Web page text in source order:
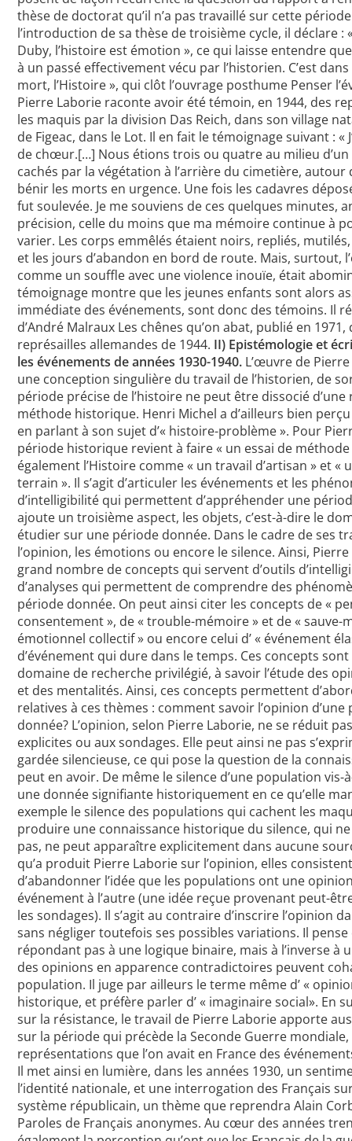
thèse de doctorat qu’il n’a pas travaillé sur cette
l’introduction de sa thèse de troisième cycle, il déclare :
Duby, l’histoire est émotion », ce qui laisse entendre
à un passé effectivement vécu par l’historien. C’est
mort, l’Histoire », qui clôt l’ouvrage posthume Penser
Pierre Laborie raconte avoir été témoin, en 1944, des
les maquis par la division Das Reich, dans son village
de Figeac, dans le Lot. Il en fait le témoignage suivant : «
de chœur.[…] Nous étions trois ou quatre au milieu
cachés par la végétation à l’arrière du cimetière,
bénir les morts en urgence. Une fois les cadavres
fut soulevée. Je me souviens de ces quelques minutes,
précision, celle du moins que ma mémoire continue à
varier. Les corps emmêlés étaient noirs, repliés,
et les jours d’abandon en bord de route. Mais, surtout,
comme un souffle avec une violence inouïe, était
témoignage montre que les jeunes enfants sont alors
immédiate des événements, sont donc des témoins. Il
d’André Malraux Les chênes qu’on abat, publié en
représailles allemandes de 1944. II) Epistémologie et
les événements de années 1930-1940. L’œuvre de
une conception singulière du travail de l’historien, de
période précise de l’histoire ne peut être dissocié
méthode historique. Henri Michel a d’ailleurs bien
en parlant à son sujet d’« histoire-problème ». Pour
période historique revient à faire « un essai de
également l’Histoire comme « un travail d’artisan » et
terrain ». Il s’agit d’articuler les événements et les
d’intelligibilité qui permettent d’appréhender une
ajoute un troisième aspect, les objets, c’est-à-dire le
étudier sur une période donnée. Dans le cadre de ses
l’opinion, les émotions ou encore le silence. Ainsi,
grand nombre de concepts qui servent d’outils
d’analyses qui permettent de comprendre des
période donnée. On peut ainsi citer les concepts de «
consentement », de « trouble-mémoire » et de « sauve-
émotionnel collectif » ou encore celui d’ « événement
d’événement qui dure dans le temps. Ces concepts
domaine de recherche privilégié, à savoir l’étude des
et des mentalités. Ainsi, ces concepts permettent
relatives à ces thèmes : comment savoir l’opinion
donnée? L’opinion, selon Pierre Laborie, ne se réduit
explicites ou aux sondages. Elle peut ainsi ne pas
gardée silencieuse, ce qui pose la question de la
peut en avoir. De même le silence d’une population vis-
une donnée signifiante historiquement en ce qu’elle
exemple le silence des populations qui cachent les
produire une connaissance historique du silence, qui
pas, ne peut apparaître explicitement dans aucune
qu’a produit Pierre Laborie sur l’opinion, elles
d’abandonner l’idée que les populations ont une
événement à l’autre (une idée reçue provenant peut-
les sondages). Il s’agit au contraire d’inscrire l’opinion
sans négliger toutefois ses possibles variations. Il
répondant pas à une logique binaire, mais à l’inverse à
des opinions en apparence contradictoires peuvent
population. Il juge par ailleurs le terme même d’ «
historique, et préfère parler d’ « imaginaire social». En
sur la résistance, le travail de Pierre Laborie apporte
sur la période qui précède la Seconde Guerre mondiale,
représentations que l’on avait en France des
Il met ainsi en lumière, dans les années 1930, un
l’identité nationale, et une interrogation des Français
système républicain, un thème que reprendra Alain
Paroles de Français anonymes. Au cœur des années